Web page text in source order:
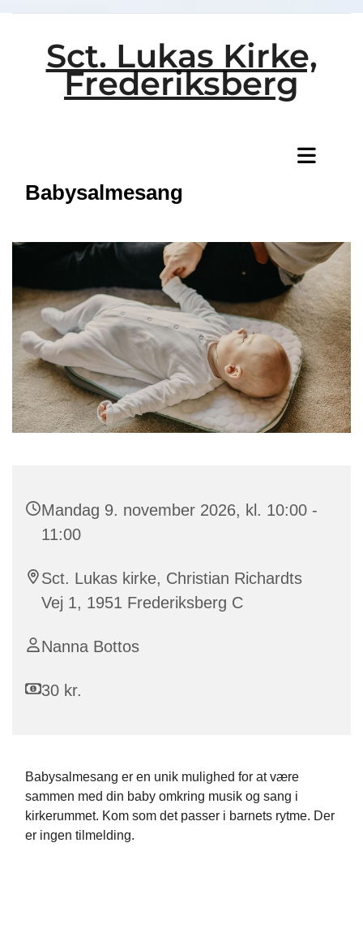
Sct. Lukas Kirke,
Frederiksberg
Babysalmesang
Mandag 9. november 2026, kl. 10:00 -
11:00
Sct. Lukas kirke, Christian Richardts
Vej 1, 1951 Frederiksberg C
Nanna Bottos
30 kr.
Babysalmesang er en unik mulighed for at være
sammen med din baby omkring musik og sang i
kirkerummet. Kom som det passer i barnets rytme. Der
er ingen tilmelding.